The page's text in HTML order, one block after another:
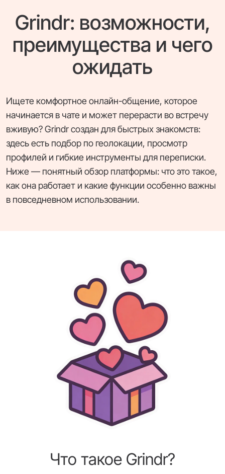
Grindr: возможности,
преимущества и чего
ожидать
Ищете комфортное онлайн-общение, которое
начинается в чате и может перерасти во встречу
вживую? Grindr создан для быстрых знакомств:
здесь есть подбор по геолокации, просмотр
профилей и гибкие инструменты для переписки.
Ниже — понятный обзор платформы: что это такое,
как она работает и какие функции особенно важны
в повседневном использовании.
Что такое Grindr?